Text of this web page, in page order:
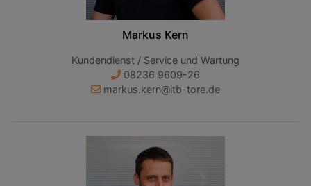
Markus Kern
Kundendienst / Service und Wartung
08236 9609-26
markus.kern@itb-tore.de